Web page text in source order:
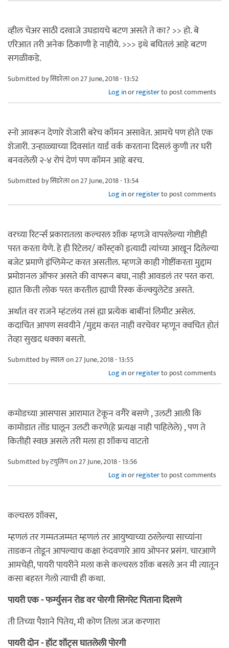
व्हील चेअर साठी दरवाजे उघडायचे बटण असते ते का? >> हो. बे
एरिआत तरी अनेक ठिकाणी हे नाहीये. >>> इथे बघितलं आहे बटण
सगळीकडे.
Submitted byसिंडरेलाon 27 June, 2018 - 13:52
Log inorregisterto post comments
स्नो आवरून देणारे शेजारी बरेच कॉमन असावेत. आमचे पण होते एक
शेजारी. उन्हाळ्याच्या दिवसांत यार्ड वर्क करताना दिसलं कुणी तर घरी
बनवलेली २-४ रोपं देणं पण कॉमन आहे बरच.
Submitted byसिंडरेलाon 27 June, 2018 - 13:54
Log inorregisterto post comments
वरच्या रिटर्न्स प्रकारातला कल्चरल शॉक म्हणजे वापरलेल्या गोष्टीही
परत करता येणे. हे ही रिटेलर/ कॉस्ट्को इत्यादी त्यांच्या आखून दिलेल्या
बजेट प्रमाणे इंप्लिमेन्ट करत असतील. म्हणजे काही गोष्टींकरता मुद्दाम
प्रमोशनल ऑफर असते की वापरून बघा, नाही आवडलं तर परत करा.
ह्यात किती लोक परत करतील ह्याची रिस्क कॅल्क्युलेटेड असते.
अर्थात वर राजने म्हंटलंय तसं ह्या प्रत्येक बाबींनां लिमीट असेल.
कदाचित आपण सवयीने /मुद्दम करत नाही वरचेवर म्हणून क्वचित होतं
तेव्हा सुखद धक्का बसतो.
Submitted byसशलon 27 June, 2018 - 13:55
Log inorregisterto post comments
कमोडच्या आसपास आरामात टेकून वगैरे बसणे , उलटी आली कि
कामोडात तोंड घालून उलटी करणे(हे प्रत्यक्ष नाही पाहिलेले) , पण ते
कितीही स्वछ असले तरी मला हा शॉकच वाटतो
Submitted byटयुलिपon 27 June, 2018 - 13:56
Log inorregisterto post comments
कल्चरल शॉक्स,
म्हणलं तर गम्मतजम्मत म्हणलं तर आयुष्याच्या ठरलेल्या साच्यांना
ताडकन तोडून आपल्याच कक्षा रुंदवणारे आय ओपनर प्रसंग. चारआणे
आमचेही, पायरी पायरीने मला कसे कल्चरल शॉक बसले अन मी त्यातून
कसा बहरत गेलो त्याची ही कथा.
पायरी एक - फर्ग्युसन रोड वर पोरगी सिगरेट पिताना दिसणे
ती तिच्या पैशाने पितेय, मी कोण तिला जज करणारा
पायरी दोन - हॉट शॉट्स घातलेली पोरगी